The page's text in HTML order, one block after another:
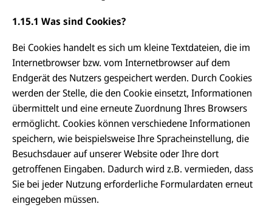
1.15.1 Was sind Cookies?
Bei Cookies handelt es sich um kleine Textdateien, die im
Internetbrowser bzw. vom Internetbrowser auf dem
Endgerät des Nutzers gespeichert werden. Durch Cookies
werden der Stelle, die den Cookie einsetzt, Informationen
übermittelt und eine erneute Zuordnung Ihres Browsers
ermöglicht. Cookies können verschiedene Informationen
speichern, wie beispielsweise Ihre Spracheinstellung, die
Besuchsdauer auf unserer Website oder Ihre dort
getroffenen Eingaben. Dadurch wird z.B. vermieden, dass
Sie bei jeder Nutzung erforderliche Formulardaten erneut
eingegeben müssen.